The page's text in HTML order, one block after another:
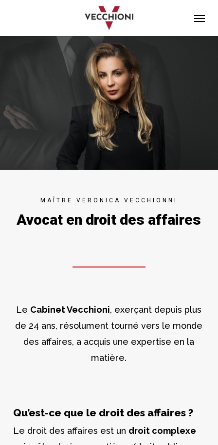
MAÎTRE VERONICA VECCHIONNI
Avocat en droit des affaires
Le Cabinet Vecchioni, exerçant depuis plus
de 24 ans, résolument tourné vers le monde
des affaires, a acquis une expertise en la
matière.
Qu’est-ce que le droit des affaires ?
Le droit des affaires est un droit complexe